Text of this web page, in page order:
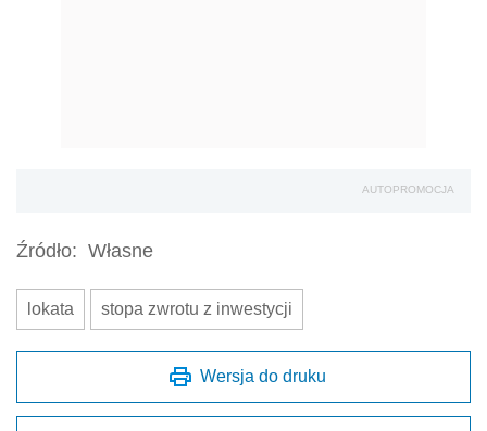
AUTOPROMOCJA
Źródło: Własne
lokata stopa zwrotu z inwestycji
Wersja do druku